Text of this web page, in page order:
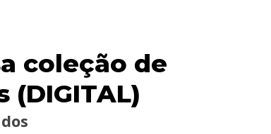
coleção de
(DIGITAL)